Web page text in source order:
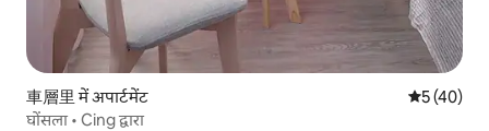
車層里 में अपार्टमेंट औसत रेटिंग
5 (40)
घोंसला • Cing द्वारा